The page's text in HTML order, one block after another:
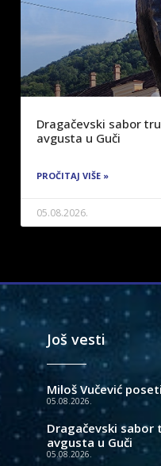
Dragačevski sabor
avgusta u Guči
PROČITAJ VIŠE »
05.08.2026.
Još vesti
Miloš Vučević
05.08.2026.
Dragačevski sabor
avgusta u Guči
05.08.2026.